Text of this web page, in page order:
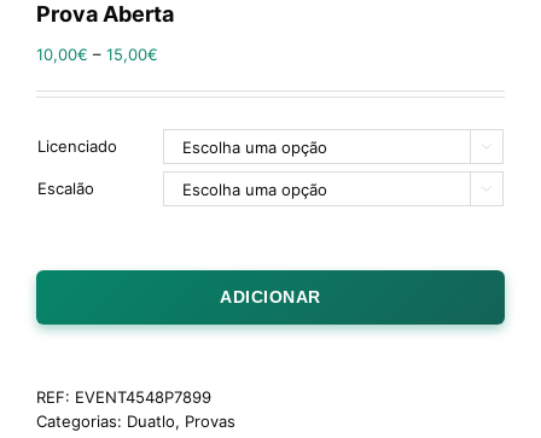
Prova Aberta
10,00€ – 15,00€
Licenciado 
Escalão 
ADICIONAR
REF: EVENT4548P7899
Categorias: Duatlo, Provas